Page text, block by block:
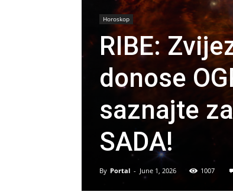
Horoskop
RIBE:
donose
saznajte
SADA!
By Portal - June 1, 2026 1007